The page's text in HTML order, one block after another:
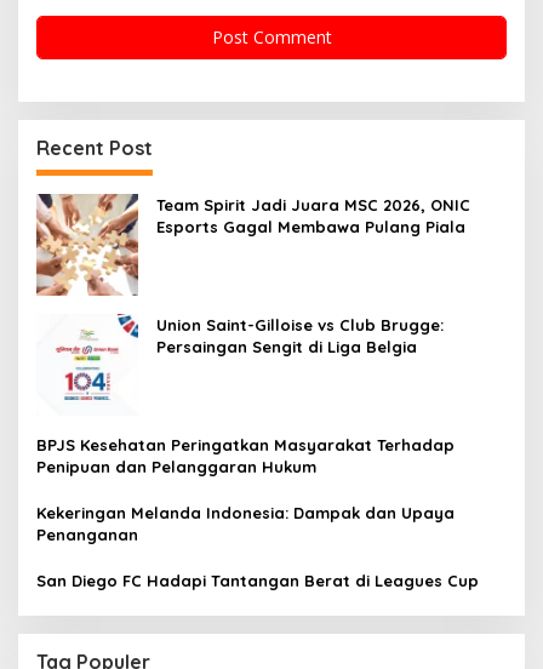
Recent Post
Team Spirit Jadi Juara MSC 2026, ONIC
Esports Gagal Membawa Pulang Piala
Union Saint-Gilloise vs Club Brugge:
Persaingan Sengit di Liga Belgia
BPJS Kesehatan Peringatkan Masyarakat Terhadap
Penipuan dan Pelanggaran Hukum
Kekeringan Melanda Indonesia: Dampak dan Upaya
Penanganan
San Diego FC Hadapi Tantangan Berat di Leagues Cup
Tag Populer